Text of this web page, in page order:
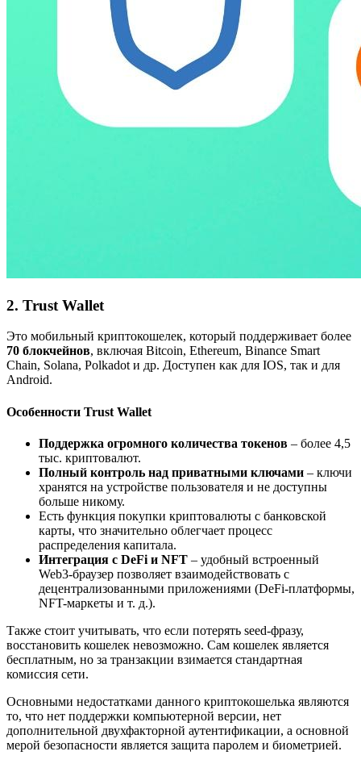
2. Trust Wallet
Это мобильный криптокошелек, который поддерживает более
70 блокчейнов, включая Bitcoin, Ethereum, Binance Smart
Chain, Solana, Polkadot и др. Доступен как для IOS, так и для
Android.
Особенности Trust Wallet
Поддержка огромного количества токенов – более 4,5
тыс. криптовалют.
Полный контроль над приватными ключами – ключи
хранятся на устройстве пользователя и не доступны
больше никому.
Есть функция покупки криптовалюты с банковской
карты, что значительно облегчает процесс
распределения капитала.
Интеграция с DeFi и NFT – удобный встроенный
Web3-браузер позволяет взаимодействовать с
децентрализованными приложениями (DeFi-платформы,
NFT-маркеты и т. д.).
Также стоит учитывать, что если потерять seed-фразу,
восстановить кошелек невозможно. Сам кошелек является
бесплатным, но за транзакции взимается стандартная
комиссия сети.
Основными недостатками данного криптокошелька являются
то, что нет поддержки компьютерной версии, нет
дополнительной двухфакторной аутентификации, а основной
мерой безопасности является защита паролем и биометрией.